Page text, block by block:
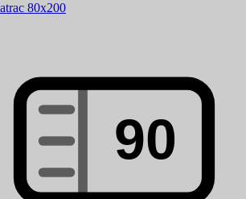
80x200